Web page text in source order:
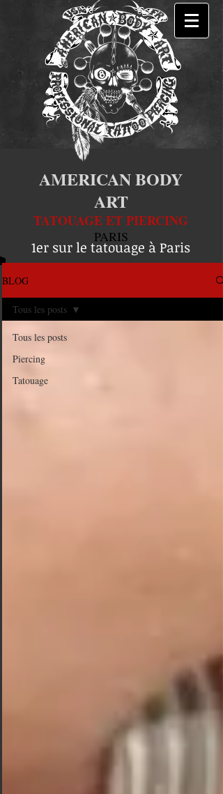
AMERICAN BODY
ART
TATOUAGE ET PIERCING
PARIS
1er sur le tatouage à Paris
BLOG
Tous les posts
Piercing
Tatouage
Tous les posts